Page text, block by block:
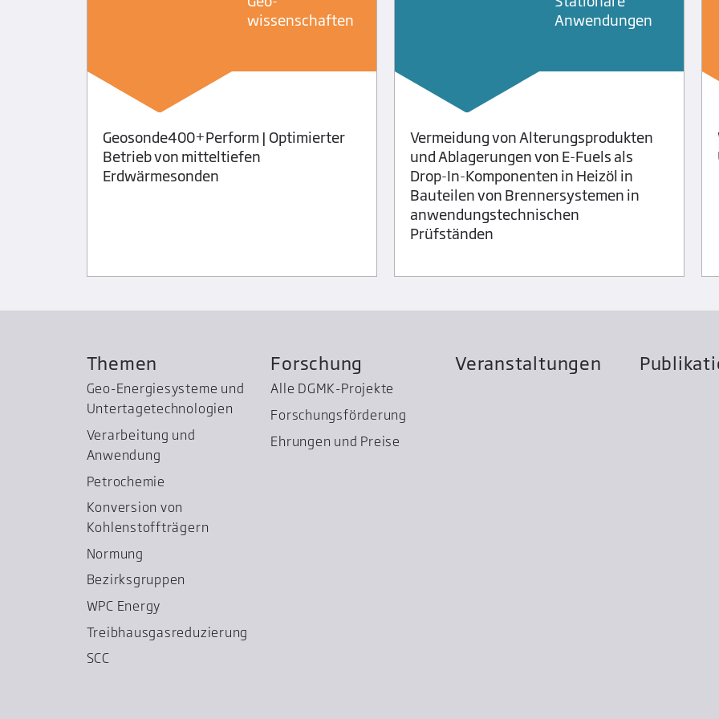
wissenschaften
Geosonde400+Perform | Optimierter
Betrieb von mitteltiefen
Erdwärmesonden
Anwendungen
Vermeidung von Alterungsprodukten
und Ablagerungen von E-Fuels als
Drop-In-Komponenten in Heizöl in
Bauteilen von Brennersystemen in
anwendungstechnischen
Prüfständen
Themen
Geo-Energiesysteme und
Untertage­technologien
Verarbeitung und
Anwendung
Petrochemie
Konversion von
Kohlenstoffträgern
Normung
Bezirksgruppen
WPC Energy
Treibhausgas­reduzierung
SCC
Forschung
Alle DGMK-Projekte
Forschungsförderung
Ehrungen und Preise
Veranstaltungen